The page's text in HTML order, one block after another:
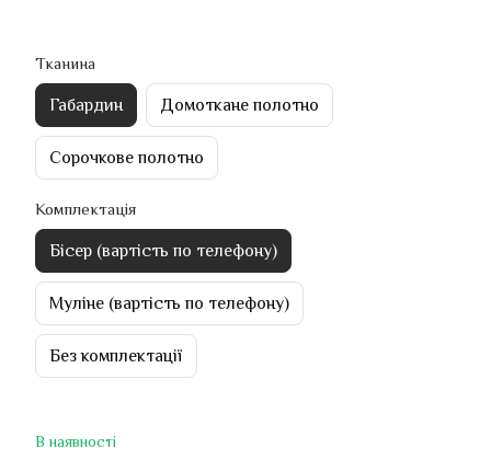
Тканина
Габардин Домоткане полотно
Сорочкове полотно
Комплектація
Бісер (вартість по телефону)
Муліне (вартість по телефону)
Без комплектації
В наявності